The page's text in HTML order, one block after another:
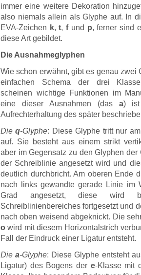
immer eine weitere Dekoration
also niemals allein als Glyphe auf. In
EVA-Zeichen k,t,fund p, ferner sind
diese Art gebildet.
Die Ausnahmeglyphen
Wie schon erwähnt, gibt es genau zwei
einfachen Schema der drei
scheinen wichtige Funktionen im
eine dieser Ausnahmen (das a) ist
Aufrechterhaltung des später
Dieq-Glyphe: Diese Glyphe tritt nur
auf. Sie besteht aus einem strikt
aber im Gegensatz zu den Glyphen
der Schreiblinie angesetzt wird und
deutlich durchbricht. Am oberen Ende
nach links gewandte gerade Linie im
Grad angesetzt, diese
Schreiblinienbereiches fortgesetzt und
nach oben weisend abgeknickt. Die
o wird mit diesem Horizontalstrich
Fall der Eindruck einer Ligatur entsteht.
Diea-Glyphe: Diese Glyphe entsteht
Ligatur) des Bogens der e-Klasse mit